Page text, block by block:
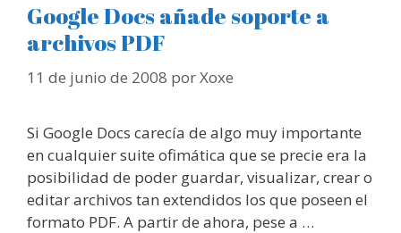
Google Docs añade soporte a
archivos PDF
11 de junio de 2008 porXoxe
Si Google Docs carecía de algo muy importante
en cualquier suite ofimática que se precie era la
posibilidad de poder guardar, visualizar, crear o
editar archivos tan extendidos los que poseen el
formato PDF. A partir de ahora, pese a …